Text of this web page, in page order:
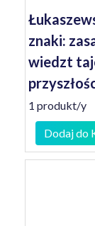
znaki:
wiedzt
1 produkt/y
Dodaj do